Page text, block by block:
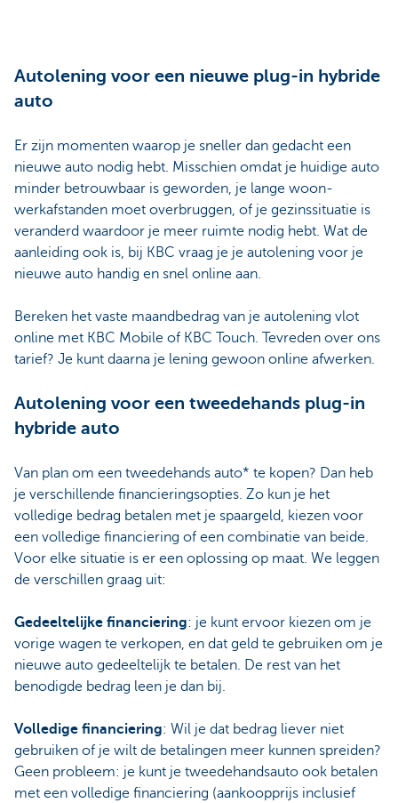
Autolening voor een nieuwe plug-in hybride
auto
Er zijn momenten waarop je sneller dan gedacht een
nieuwe auto nodig hebt. Misschien omdat je huidige auto
minder betrouwbaar is geworden, je lange woon-
werkafstanden moet overbruggen, of je gezinssituatie is
veranderd waardoor je meer ruimte nodig hebt. Wat de
aanleiding ook is, bij KBC vraag je je autolening voor je
nieuwe auto handig en snel online aan.
Bereken het vaste maandbedrag van je autolening vlot
online met KBC Mobile of KBC Touch. Tevreden over ons
tarief? Je kunt daarna je lening gewoon online afwerken.
Autolening voor een tweedehands plug-in
hybride auto
Van plan om een tweedehands auto* te kopen? Dan heb
je verschillende financieringsopties. Zo kun je het
volledige bedrag betalen met je spaargeld, kiezen voor
een volledige financiering of een combinatie van beide.
Voor elke situatie is er een oplossing op maat. We leggen
de verschillen graag uit:
Gedeeltelijke financiering: je kunt ervoor kiezen om je
vorige wagen te verkopen, en dat geld te gebruiken om je
nieuwe auto gedeeltelijk te betalen. De rest van het
benodigde bedrag leen je dan bij.
Volledige financiering: Wil je dat bedrag liever niet
gebruiken of je wilt de betalingen meer kunnen spreiden?
Geen probleem: je kunt je tweedehandsauto ook betalen
met een volledige financiering (aankoopprijs inclusief